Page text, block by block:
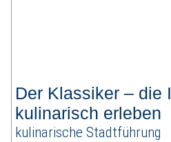
Der Klassiker – die
kulinarisch erleben
kulinarische Stadtführung